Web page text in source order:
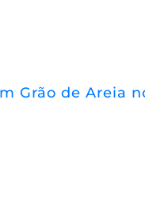
Grão de Areia